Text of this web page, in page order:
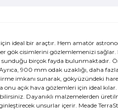
ideal bir araçtır. Hem amatör
gök cisimlerini gözlemlemenizi sağlar.
sunduğu birçok fayda bulunmaktadır.
900 mm odak uzaklığı, daha
imkanı sunarak, gökyüzündeki
açık hava gözlemleri için ideal kılar.
Dayanıklı malzemelerden
unsurlar içerir. Meade